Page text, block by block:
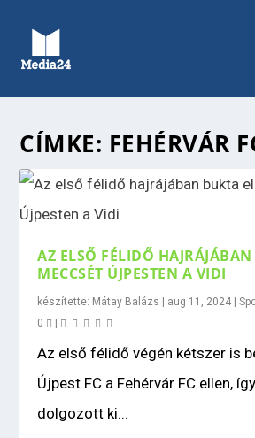
CÍMKE: FEHÉRVÁR
AZ ELSŐ FÉLIDŐ
MECCSÉT ÚJPESTEN A VIDI
készítette: Mátay Balázs aug 11, 2024 |
0
Az első félidő végén kétszer is
Újpest FC a Fehérvár FC ellen,
dolgozott ki...